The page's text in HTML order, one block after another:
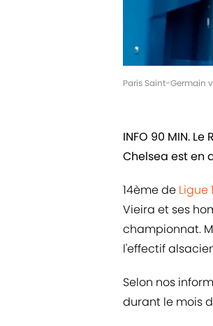
Paris Saint-Germain
INFO 90 MIN.
Chelsea est en
14ème de Ligue 1
Vieira et ses
championnat.
l'effectif
Selon nos
durant le mois